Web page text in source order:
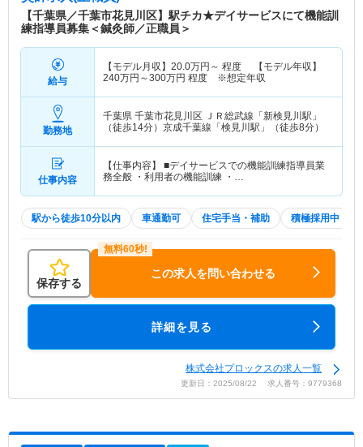
【千葉県／千葉市花見川区】駅チカ★デイサービスにて機能訓
練指導員募集＜鍼灸師／正職員＞
給与
【モデル月収】 20.0万円～ 程度 【モデル年収】
240万円～300万円 程度 ※想定年収
勤務地
千葉県 千葉市花見川区 ＪＲ総武線「新検見川駅」
（徒歩14分）京成千葉線「検見川駅」（徒歩8分）
仕事内容
【仕事内容】 ■デイサービスでの機能訓練指導員業
務全般 ・利用者の機能訓練 ・…
駅から徒歩10分以内 車通勤可 住宅手当・補助 積極採用中
保存する
この求人を問い合わせる
詳細を見る
株式会社プロックスの求人一覧
更新日：2025/08/22 求人番号：9779368